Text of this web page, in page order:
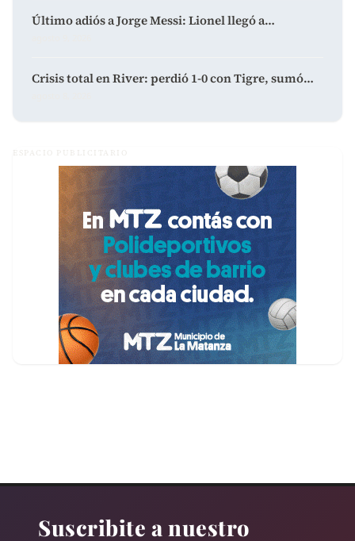
Último adiós a Jorge Messi: Lionel llegó a…
Crisis total en River: perdió 1-0 con Tigre, sumó…
ESPACIO PUBLICITARIO
Suscribite a nuestro